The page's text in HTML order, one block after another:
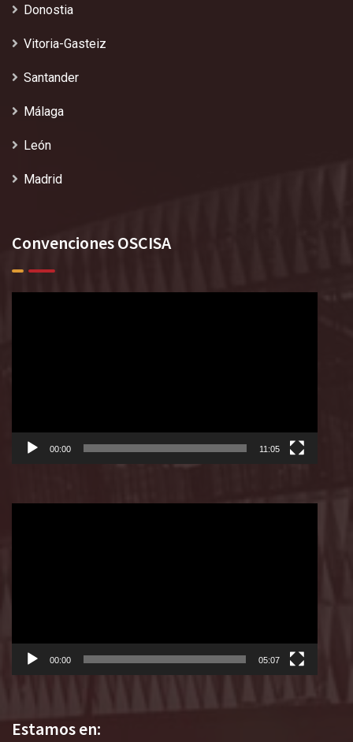
Donostia
Vitoria-Gasteiz
Santander
Málaga
León
Madrid
Convenciones OSCISA
00:00 11:05
00:00 05:07
Estamos en: